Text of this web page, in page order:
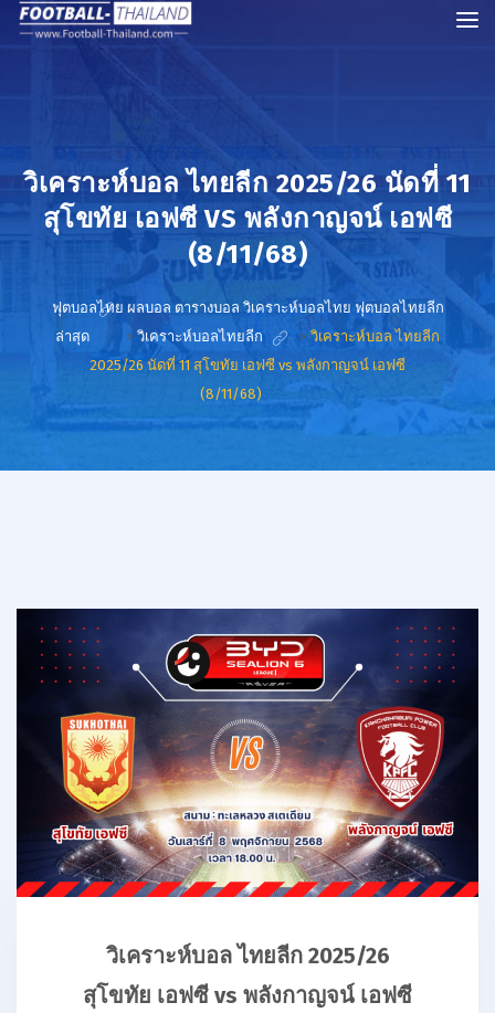
วิเคราะห์บอล ไทยลีก 2025/26 นัดที่ 11
สุโขทัย เอฟซี VS พลังกาญจน์ เอฟซี
(8/11/68)
ฟุตบอลไทย ผลบอล ตารางบอล วิเคราะห์บอลไทย ฟุตบอลไทยลีก
ล่าสุด
> วิเคราะห์บอลไทยลีก > วิเคราะห์บอล ไทยลีก
2025/26 นัดที่ 11 สุโขทัย เอฟซี vs พลังกาญจน์ เอฟซี
(8/11/68)
วิเคราะห์บอล ไทยลีก 2025/26
สุโขทัย เอฟซี vs พลังกาญจน์ เอฟซี